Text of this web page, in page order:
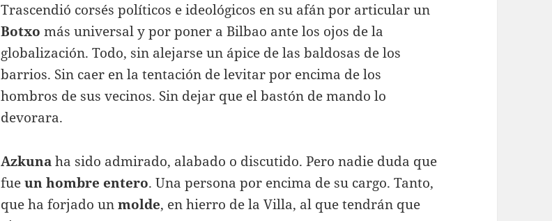
Trascendió corsés políticos e ideológicos en su afán por articular un
Botxo más universal y por poner a Bilbao ante los ojos de la
globalización. Todo, sin alejarse un ápice de las baldosas de los
barrios. Sin caer en la tentación de levitar por encima de los
hombros de sus vecinos. Sin dejar que el bastón de mando lo
devorara.
Azkunaha sido admirado, alabado o discutido. Pero nadie duda que
fueun hombre entero. Una persona por encima de su cargo. Tanto,
que ha forjado unmolde, en hierro de la Villa, al que tendrán que